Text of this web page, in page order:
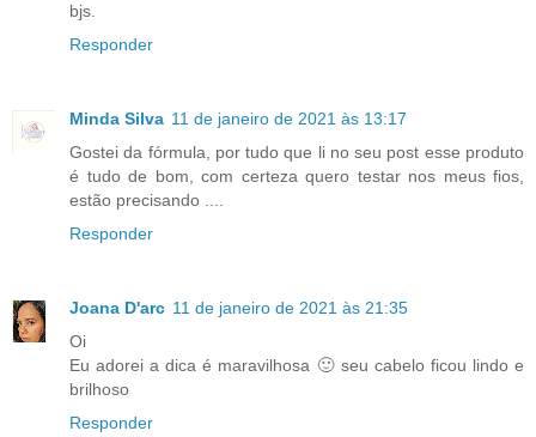
bjs.
Responder
Minda Silva 11 de janeiro de 2021 às 13:17
Gostei da fórmula, por tudo que li no seu post esse produto
é tudo de bom, com certeza quero testar nos meus fios,
estão precisando ....
Responder
Joana D'arc 11 de janeiro de 2021 às 21:35
Oi
Eu adorei a dica é maravilhosa 🙂 seu cabelo ficou lindo e
brilhoso
Responder